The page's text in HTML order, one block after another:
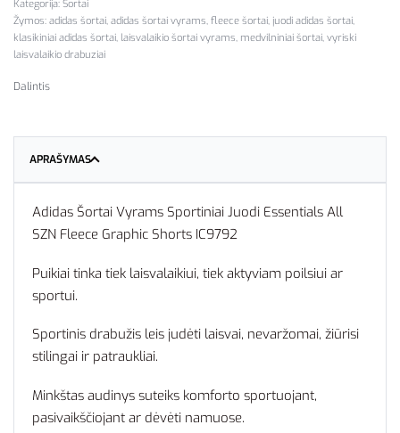
Kategorija: Šortai
Žymos: adidas šortai, adidas šortai vyrams, fleece šortai, juodi adidas šortai,
klasikiniai adidas šortai, laisvalaikio šortai vyrams, medvilniniai šortai, vyriski
laisvalaikio drabuziai
Dalintis
APRAŠYMAS
Adidas Šortai Vyrams Sportiniai Juodi Essentials All
SZN Fleece Graphic Shorts IC9792
Puikiai tinka tiek laisvalaikiui, tiek aktyviam poilsiui ar
sportui.
Sportinis drabužis leis judėti laisvai, nevaržomai, žiūrisi
stilingai ir patraukliai.
Minkštas audinys suteiks komforto sportuojant,
pasivaikščiojant ar dėvėti namuose.